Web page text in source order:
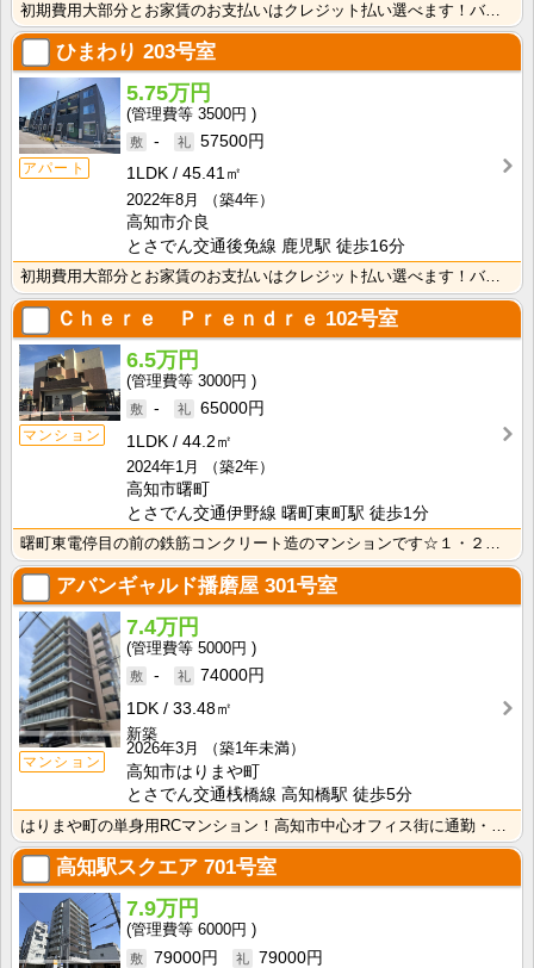
初期費用大部分とお家賃のお支払いはクレジット払い選べます！バス・トイレ別なので、ゆったり湯船に浸かれ･･･
ひまわり 203号室
アパート
5.75万円
3500円
-
57500円
1LDK
45.41㎡
2022年8月
（築4年）
高知市介良
とさでん交通後免線 鹿児駅 徒歩16分
初期費用大部分とお家賃のお支払いはクレジット払い選べます！バス・トイレ別なので、ゆったり湯船に浸かれ･･･
Ｃｈｅｒｅ Ｐｒｅｎｄｒｅ 102号室
マンション
6.5万円
3000円
-
65000円
1LDK
44.2㎡
2024年1月
（築2年）
高知市曙町
とさでん交通伊野線 曙町東町駅 徒歩1分
曙町東電停目の前の鉄筋コンクリート造のマンションです☆１・２・３号室と間取がそれぞれ違っていますが、･･･
アバンギャルド播磨屋 301号室
マンション
7.4万円
5000円
-
74000円
1DK
33.48㎡
新築
2026年3月
（築1年未満）
高知市はりまや町
とさでん交通桟橋線 高知橋駅 徒歩5分
高知駅スクエア 701号室
7.9万円
6000円
79000円
79000円